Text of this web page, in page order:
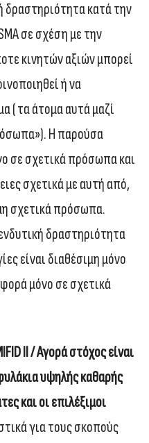
κατά την
σε σχέση με την
κινητών αξιών μπορεί
ή να
( τα άτομα αυτά μαζί
Η παρούσα
σε σχετικά πρόσωπα και
σχετικά με αυτή από,
σχετικά πρόσωπα.
δραστηριότητα
είναι διαθέσιμη μόνο
μόνο σε σχετικά
II /Αγορά στόχος είναι
υψηλής καθαρής
και οι επιλέξιμοι
για τους σκοπούς